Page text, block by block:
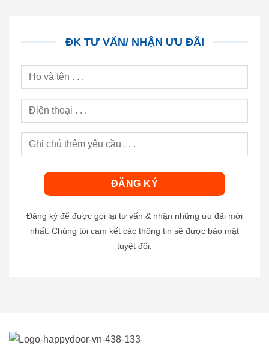
ĐK TƯ VẤN/ NHẬN ƯU ĐÃI
Đăng ký để được gọi lại tư vấn & nhận những ưu đãi mới
nhất. Chúng tôi cam kết các thông tin sẽ được bảo mật
tuyệt đối.